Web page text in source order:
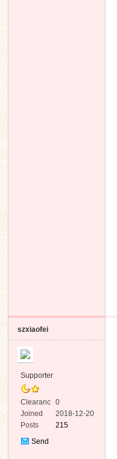
szxiaofei
Supporter
Clearanc
e
0
Joined
2018-12-20
Posts
215
Send